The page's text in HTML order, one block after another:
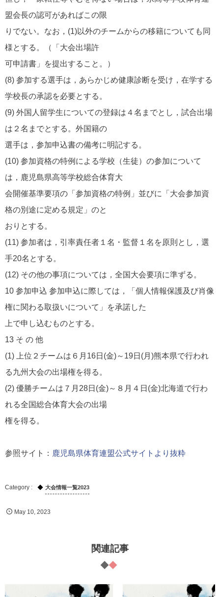
盟会長の認可があればこの限
りでない。なお，(1)以外のチームからの移籍についても同
様とする。（「大会出場許
可申請書」を提出すること。）
(8) 参加する選手は，あらかじめ健康診断を受け，在学する
学校長の承認を必要とする。
(9) 外国人留学生についての登録は４名までとし，試合出場
は２名までとする。外国籍の
選手は，参加申込書の備考に明記する。
(10) 参加資格の特例による学校（生徒）の参加について
は，鹿児島県高等学校総合体育大
会開催基準要項の「参加資格の特例」並びに「大会参加資
格の別途に定める規定」のと
おりとする。
(11) 参加者は，引率責任者１名・監督１名を原則とし，選
手20名とする。
(12) その他の事項については，全国大会要項に準ずる。
10 参加申込 参加申込に際しては，「個人情報保護及び肖像
権に関わる取扱いについて」を承諾した
上で申し込むものとする。
13 そ の 他
(1) 上位２チームは６月16日(金)～19日(月)熊本県で行われ
る九州大会の出場権を得る。
(2) 優勝チームは７月28日(金)～８月４日(金)北海道で行わ
れる全国総合体育大会の出場
権を得る。
参照サイト： 鹿児島県体育連盟公式サイトより抜粋
大会情報一覧2023
May 10 ,2023
関連記事